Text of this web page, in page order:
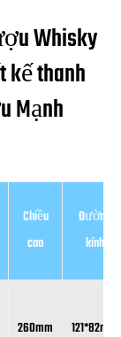
Whisky
kế thanh
Mạnh
Chiều
cao
Đường
kính
260mm 121*82mm